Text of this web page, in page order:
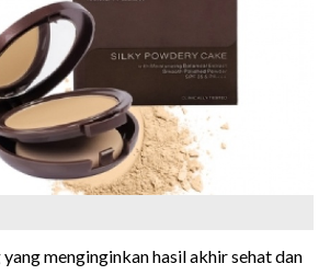
menginginkan hasil akhir sehat dan